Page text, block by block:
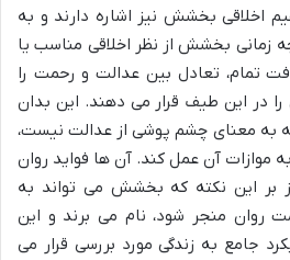
اخلاقی بخشش نیز اشاره دارند و به
زمانی بخشش از نظر اخلاقی مناسب یا
تمام، تعادل بین عدالت و رحمت را
این طیف قرار می دهند. این بدان
معنای چشم پوشی از عدالت نیست،
موازات آن عمل کند. آن ها فواید روان
بر این نکته که بخشش می تواند به
روان منجر شود، نام می برند و این
جامع به زندگی مورد بررسی قرار می